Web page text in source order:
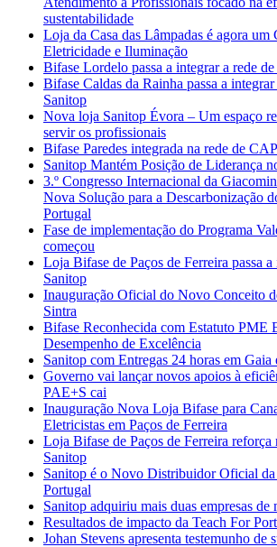
sustentabilidade
Loja da Casa das Lâmpadas é agora um
Eletricidade e Iluminação
Bifase Lordelo passa a integrar a rede
Bifase Caldas da Rainha passa a
Sanitop
Nova loja Sanitop Évora – Um espaço
servir os profissionais
Bifase Paredes integrada na rede de
Sanitop Mantém Posição de Liderança
3.º Congresso Internacional da
Nova Solução para a Descarbonização
Portugal
Fase de implementação do Programa
começou
Loja Bifase de Paços de Ferreira passa a
Sanitop
Inauguração Oficial do Novo Conceito
Sintra
Bifase Reconhecida com Estatuto PME
Desempenho de Excelência
Sanitop com Entregas 24 horas em Gaia
Governo vai lançar novos apoios à
PAE+S cai
Inauguração Nova Loja Bifase para
Eletricistas em Paços de Ferreira
Loja Bifase de Paços de Ferreira reforça
Sanitop
Sanitop é o Novo Distribuidor Oficial
Portugal
Sanitop adquiriu mais duas empresas de
Resultados de impacto da Teach For
Johan Stevens apresenta testemunho de